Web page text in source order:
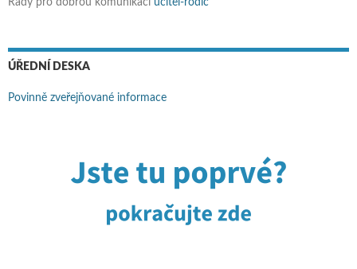
Rady pro dobrou komunikaci učitel-rodič
ÚŘEDNÍ DESKA
Povinně zveřejňované informace